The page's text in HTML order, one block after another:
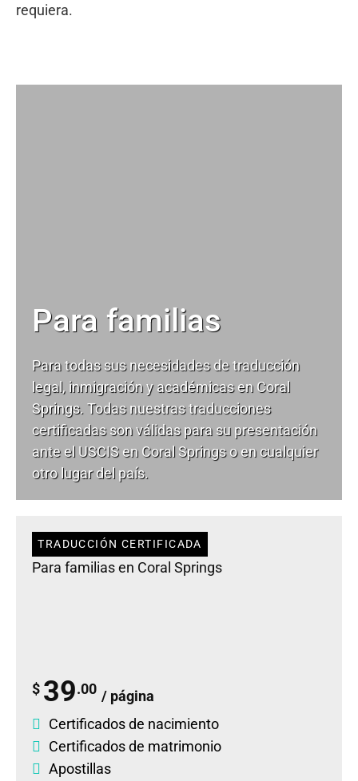
requiera.
Para familias
Para todas sus necesidades detraducción
legal, inmigración y académicas en Coral
Springs. Todas nuestras traducciones
certificadas son válidas para su presentación
ante el USCIS en Coral Springs o en cualquier
otro lugar del país.
TRADUCCIÓN CERTIFICADA
Para familias en Coral Springs
$ 39.00 / página
Certificados de nacimiento
Certificados de matrimonio
Apostillas